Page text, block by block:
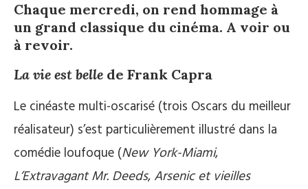
Chaque mercredi, on rend hommage à
un grand classique du cinéma. A voir ou
à revoir.
La vie est belle de Frank Capra
Le cinéaste multi-oscarisé (trois Oscars du meilleur
réalisateur) s’est particulièrement illustré dans la
comédie loufoque (New York-Miami,
L’Extravagant Mr. Deeds, Arsenic et vieilles